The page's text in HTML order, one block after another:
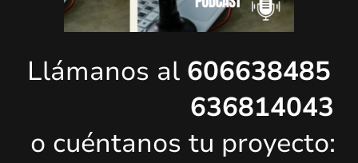
Llámanos al 606638485
636814043
o cuéntanos tu proyecto: